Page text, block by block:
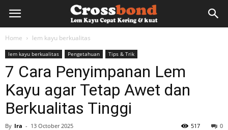
lemkayu.net
Lem
Home lem kayu berkualitas
lem kayu berkualitas Pengetahuan Tips & Trik
7 Cara Penyimpanan Lem
Kayu agar Tetap Awet dan
Berkualitas Tinggi
By Ira - 13 October 2025 0
517